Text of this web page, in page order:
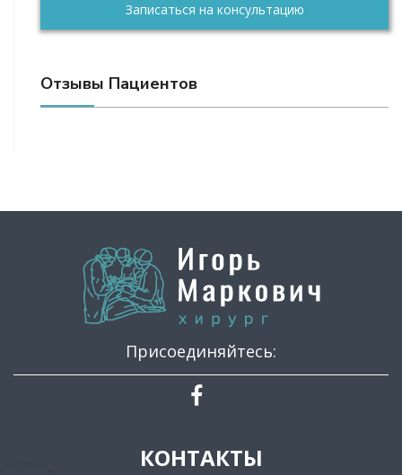
Записаться на консультацию
Отзывы Пациентов
Присоединяйтесь:
КОНТАКТЫ